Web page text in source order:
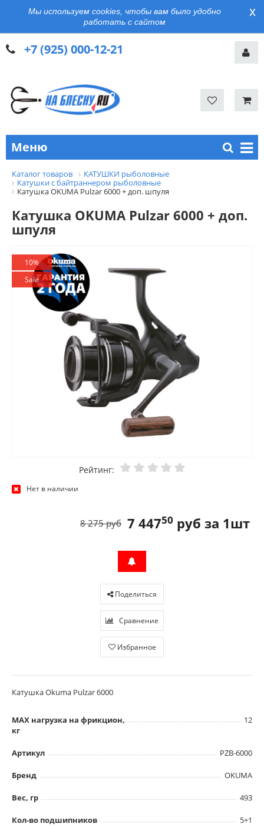
Мы используем cookies, чтобы вам было удобно
работать с сайтом
x
+7 (925) 000-12-21
Меню
Каталог товаров
КАТУШКИ рыболовные
Катушки с байтраннером рыболовные
Катушка OKUMA Pulzar 6000 + доп. шпуля
Катушка OKUMA Pulzar 6000 + доп.
шпуля
10%
Sale
Рейтинг:
Нет в наличии
7 44750 руб за 1шт
8 275 руб
Поделиться
Сравнение
Избранное
Катушка Okuma Pulzar 6000
MAX нагрузка на фрикцион,
кг
12
Артикул PZB-6000
Бренд OKUMA
Вес, гр 493
Кол-во подшипников 5+1